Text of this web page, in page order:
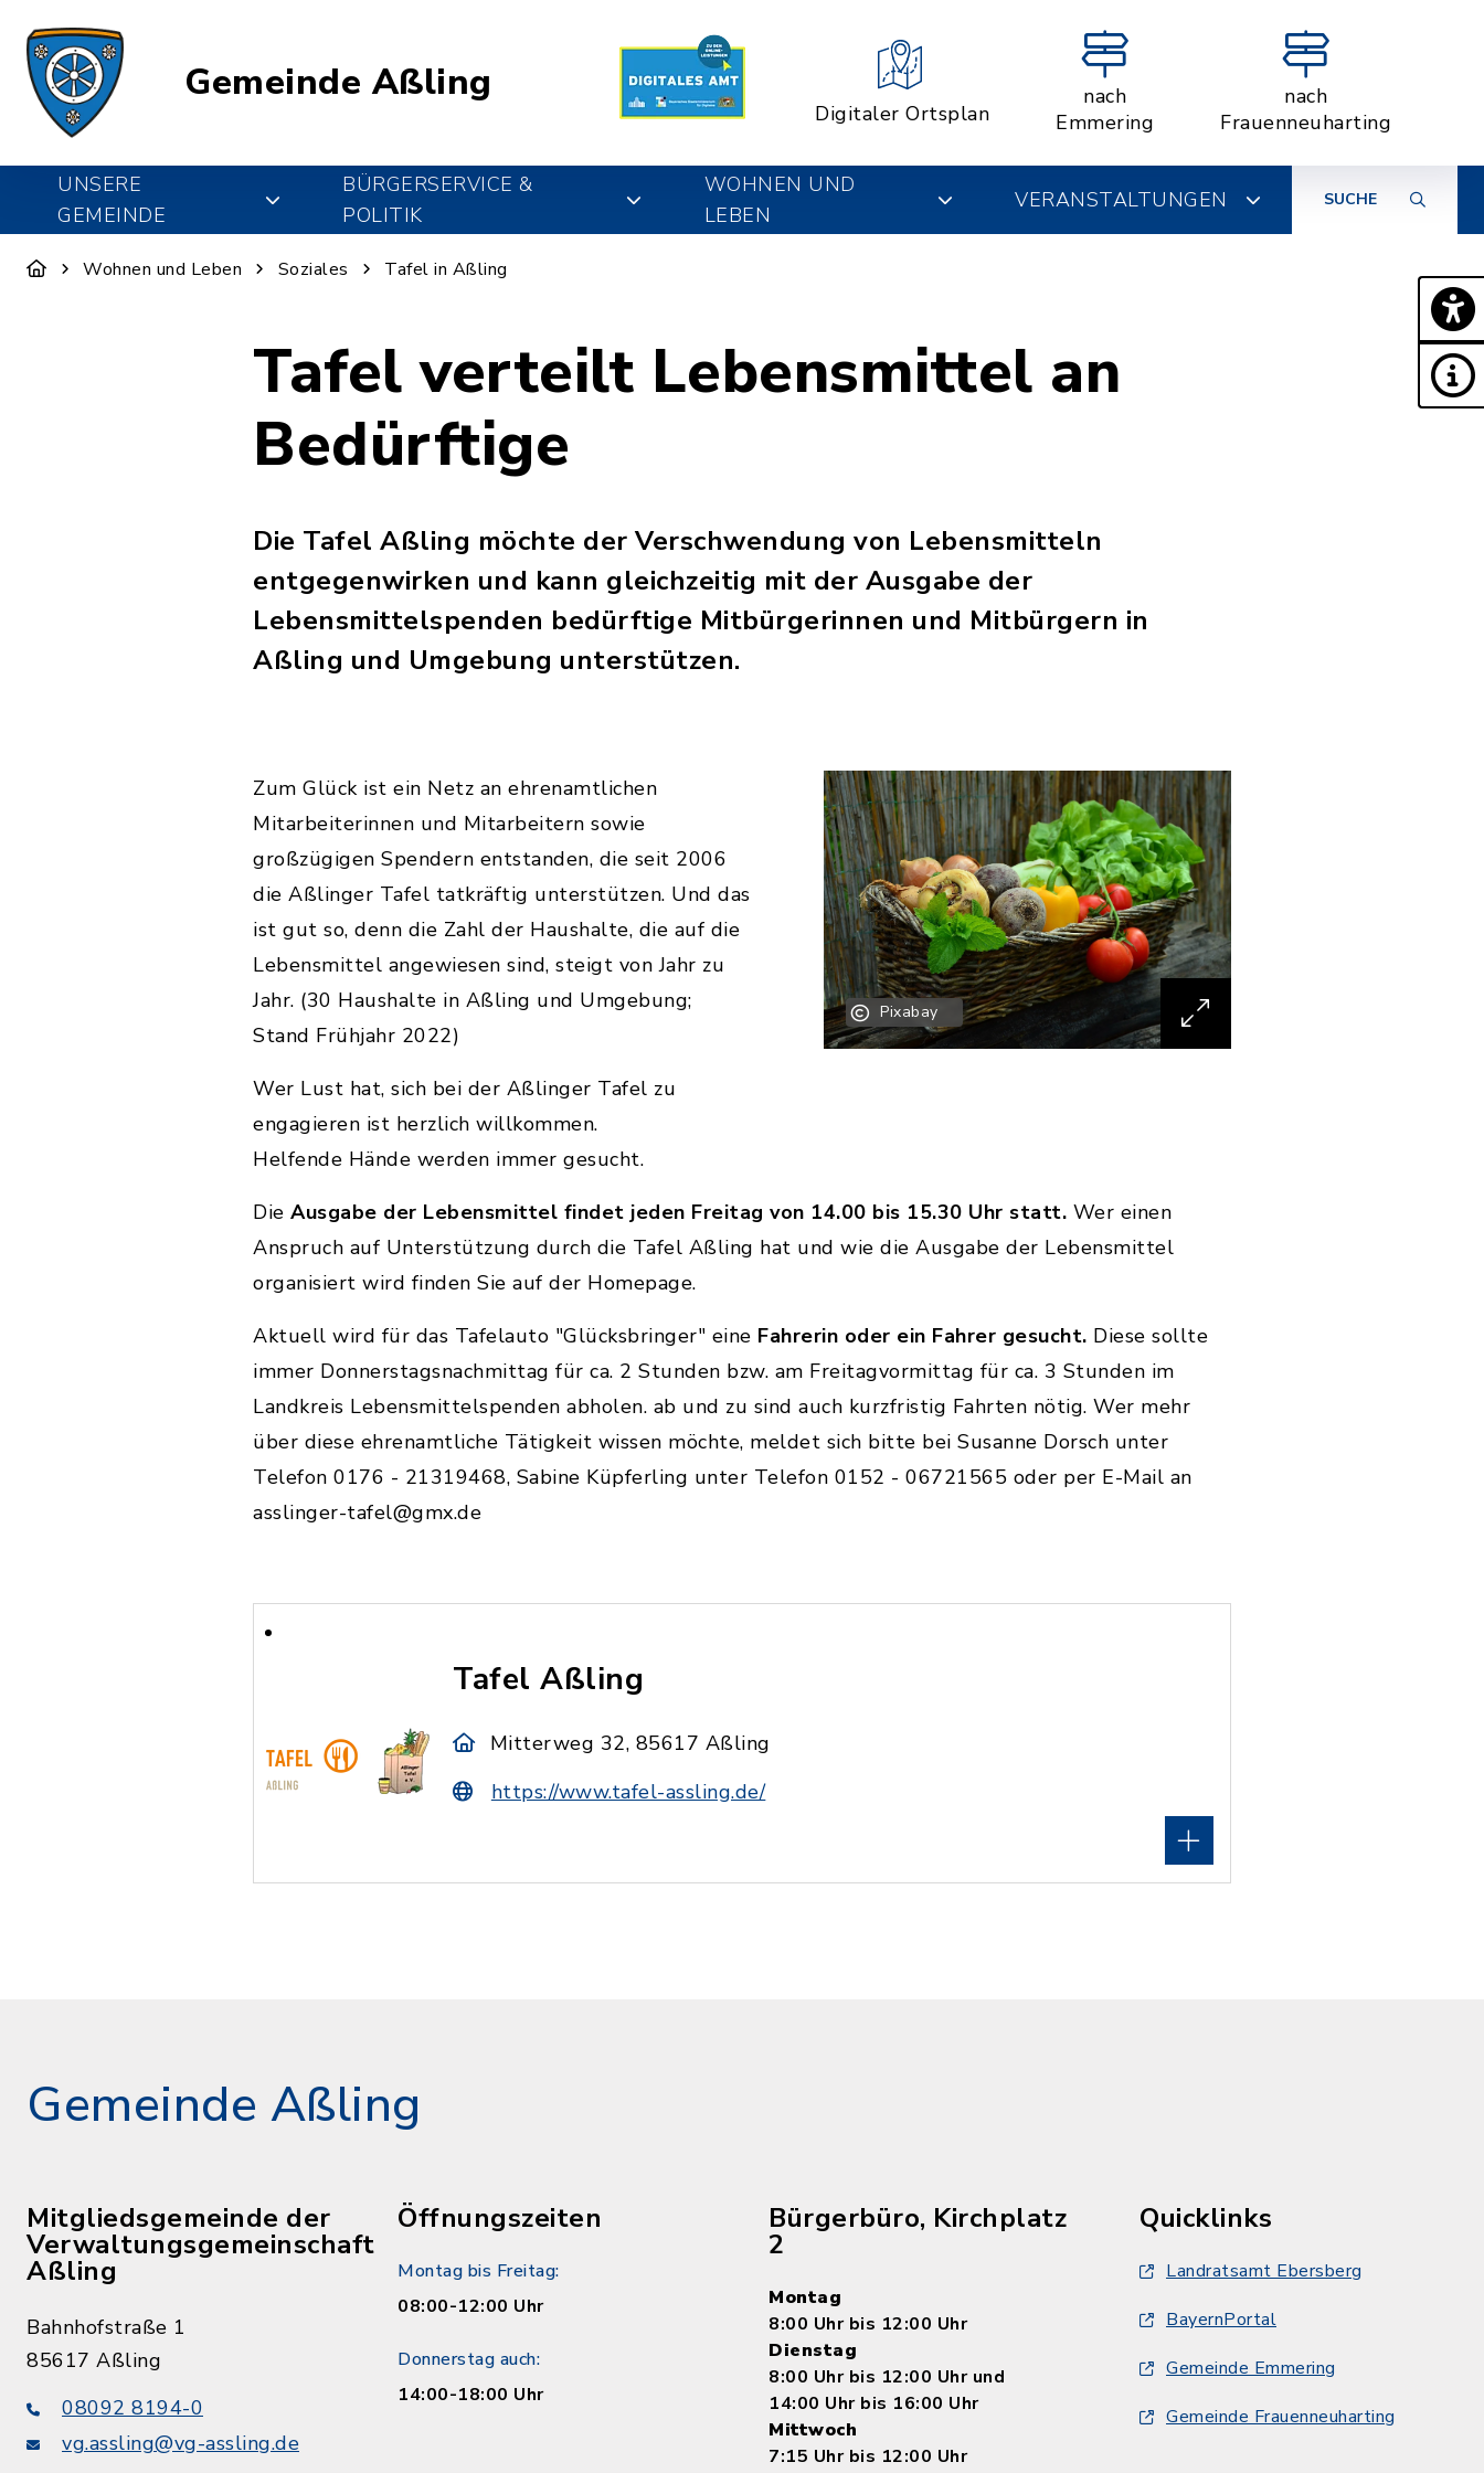
Gemeinde Aßling
Digitaler Ortsplan
nach
Emmering
nach
Frauenneuharting
UNSERE
GEMEINDE
BÜRGERSERVICE &
POLITIK
WOHNEN UND
LEBEN
VERANSTALTUNGEN SUCHE
Wohnen und Leben Soziales Tafel in Aßling
Tafel verteilt Lebensmittel an
Bedürftige
Die Tafel Aßling möchte der Verschwendung von Lebensmitteln
entgegenwirken und kann gleichzeitig mit der Ausgabe der
Lebensmittelspenden bedürftige Mitbürgerinnen und Mitbürgern in
Aßling und Umgebung unterstützen.
Pixabay
Zum Glück ist ein Netz an ehrenamtlichen
Mitarbeiterinnen und Mitarbeitern sowie
großzügigen Spendern entstanden, die seit 2006
die Aßlinger Tafel tatkräftig unterstützen. Und das
ist gut so, denn die Zahl der Haushalte, die auf die
Lebensmittel angewiesen sind, steigt von Jahr zu
Jahr. (30 Haushalte in Aßling und Umgebung;
Stand Frühjahr 2022)
Wer Lust hat, sich bei der Aßlinger Tafel zu
engagieren ist herzlich willkommen.
Helfende Hände werden immer gesucht.
Die Ausgabe der Lebensmittel findet jeden Freitag von 14.00 bis 15.30 Uhr statt. Wer einen
Anspruch auf Unterstützung durch die Tafel Aßling hat und wie die Ausgabe der Lebensmittel
organisiert wird finden Sie auf der Homepage.
Aktuell wird für das Tafelauto "Glücksbringer" eine Fahrerin oder ein Fahrer gesucht. Diese sollte
immer Donnerstagsnachmittag für ca. 2 Stunden bzw. am Freitagvormittag für ca. 3 Stunden im
Landkreis Lebensmittelspenden abholen. ab und zu sind auch kurzfristig Fahrten nötig. Wer mehr
über diese ehrenamtliche Tätigkeit wissen möchte, meldet sich bitte bei Susanne Dorsch unter
Telefon 0176 - 21319468, Sabine Küpferling unter Telefon 0152 - 06721565 oder per E-Mail an
asslinger-tafel@gmx.de
Tafel Aßling
Mitterweg 32, 85617 Aßling
https://www.tafel-assling.de/
Gemeinde Aßling
Mitgliedsgemeinde der
Verwaltungsgemeinschaft
Aßling
Bahnhofstraße 1
85617 Aßling
08092 8194-0
vg.assling@vg-assling.de
Öffnungszeiten
Montag bis Freitag:
08:00-12:00 Uhr
Donnerstag auch:
14:00-18:00 Uhr
Bürgerbüro, Kirchplatz
2
Montag
8:00 Uhr bis 12:00 Uhr
Dienstag
8:00 Uhr bis 12:00 Uhr und
14:00 Uhr bis 16:00 Uhr
Mittwoch
7:15 Uhr bis 12:00 Uhr
Quicklinks
Landratsamt Ebersberg
BayernPortal
Gemeinde Emmering
Gemeinde Frauenneuharting